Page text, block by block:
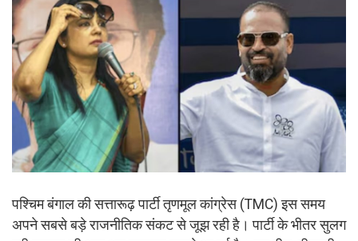
पश्चिम बंगाल की सत्तारूढ़ पार्टी तृणमूल कांग्रेस (TMC) इस समय
अपने सबसे बड़े राजनीतिक संकट से जूझ रही है। पार्टी के भीतर सुलग